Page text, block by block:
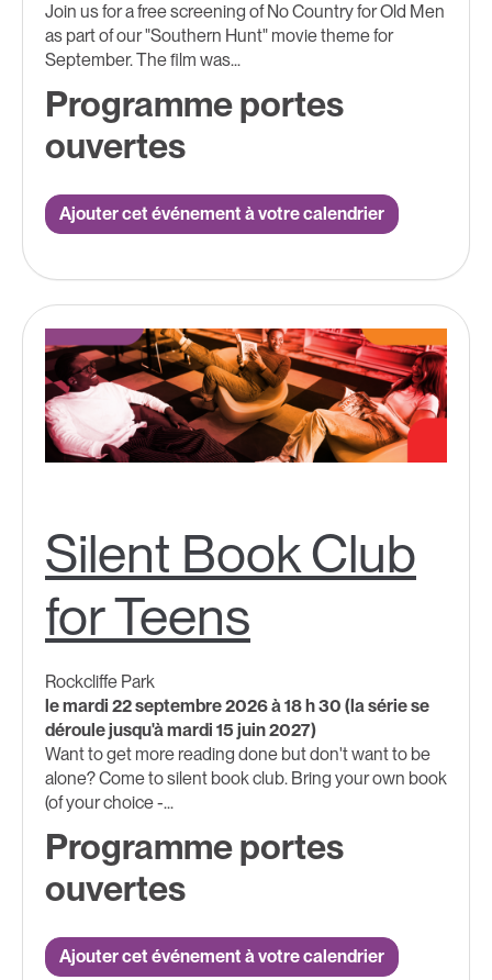
Join us for a free screening of No Country for Old Men
as part of our "Southern Hunt" movie theme for
September. The film was...
Programme portes
ouvertes
Ajouter cet événement à votre calendrier
Silent Book Club
for Teens
Rockcliffe Park
le mardi 22 septembre 2026 à 18 h 30 (la série se
déroule jusqu'à mardi 15 juin 2027)
Want to get more reading done but don't want to be
alone? Come to silent book club. Bring your own book
(of your choice -...
Programme portes
ouvertes
Ajouter cet événement à votre calendrier